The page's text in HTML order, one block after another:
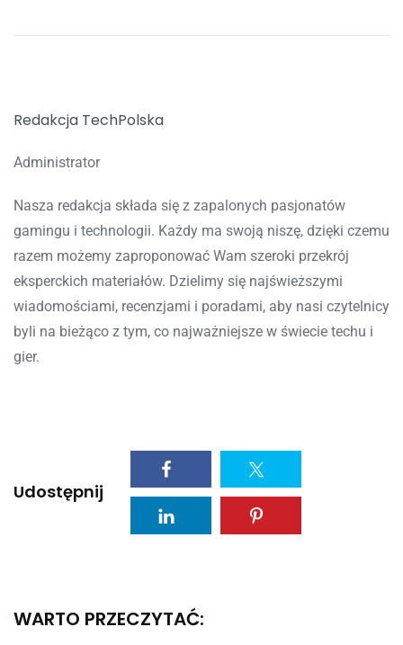
Redakcja TechPolska
Administrator
Nasza redakcja składa się z zapalonych pasjonatów
gamingu i technologii. Każdy ma swoją niszę, dzięki czemu
razem możemy zaproponować Wam szeroki przekrój
eksperckich materiałów. Dzielimy się najświeższymi
wiadomościami, recenzjami i poradami, aby nasi czytelnicy
byli na bieżąco z tym, co najważniejsze w świecie techu i
gier.
Udostępnij
WARTO PRZECZYTAĆ: